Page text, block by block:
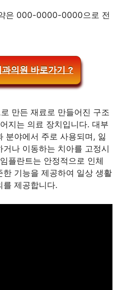
은 000-0000-0000으로 전
의원 바로가기 ?
만든 재료로 만들어진 구조
지는 의료 장치입니다. 대부
분야에서 주로 사용되며, 잃
나 이동하는 치아를 고정시
플란트는 안정적으로 인체
한 기능을 제공하여 일상 생활
를 제공합니다.